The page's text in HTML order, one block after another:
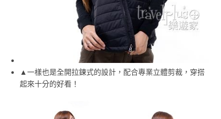
▲一樣也是全開拉鍊式的設計，配合專業立體剪裁，穿搭
起來十分的好看！